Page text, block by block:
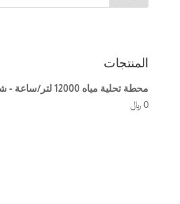
المنتجات
محطة تحلية مياه 12000 لتر/ساعة - شركة بن محفوظ
0 ﷼